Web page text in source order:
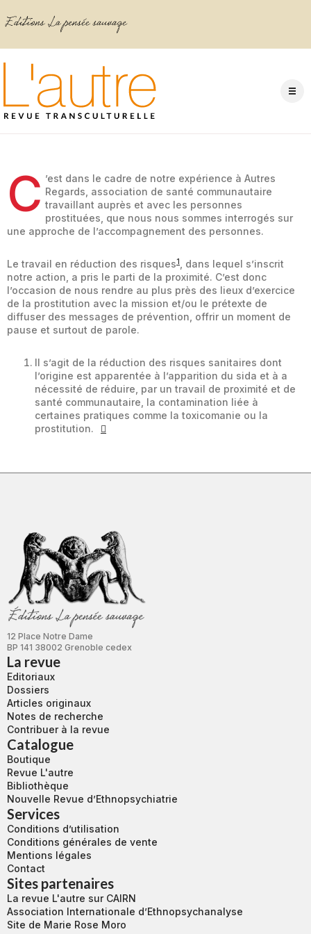
C ’est dans le cadre de notre expérience à Autres
Regards, association de santé communautaire
travaillant auprès et avec les personnes
prostituées, que nous nous sommes interrogés sur
une approche de l’accompagnement des personnes.
Le travail en réduction des risques1
, dans lequel s’inscrit
notre action, a pris le parti de la proximité. C’est donc
l’occasion de nous rendre au plus près des lieux d’exercice
de la prostitution avec la mission et/ou le prétexte de
diffuser des messages de prévention, offrir un moment de
pause et surtout de parole.
Il s’agit de la réduction des risques sanitaires dont
l’origine est apparentée à l’apparition du sida et à a
nécessité de réduire, par un travail de proximité et de
santé communautaire, la contamination liée à
certaines pratiques comme la toxicomanie ou la
prostitution.
12 Place Notre Dame
BP 141 38002 Grenoble cedex
La revue
Editoriaux
Dossiers
Articles originaux
Notes de recherche
Contribuer à la revue
Catalogue
Boutique
Revue L'autre
Bibliothèque
Nouvelle Revue d’Ethnopsychiatrie
Services
Conditions d’utilisation
Conditions générales de vente
Mentions légales
Contact
Sites partenaires
La revue L'autre sur CAIRN
Association Internationale d’Ethnopsychanalyse
Site de Marie Rose Moro